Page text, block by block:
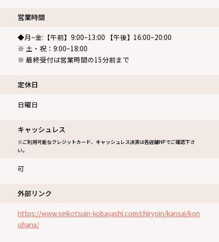
営業時間
◆月~金:【午前】9:00~13:00 【午後】16:00~20:00
※ 土・祝：9:00~18:00
※ 最終受付は営業時間の15分前まで
定休⽇
日曜日
キャッシュレス
※ご利用可能なクレジットカード、キャッシュレス決済は各店舗HPでご確認下さ
い。
可
外部リンク
https://www.seikotsuin-kobayashi.com/chiryoin/kansai/kon
ohana/